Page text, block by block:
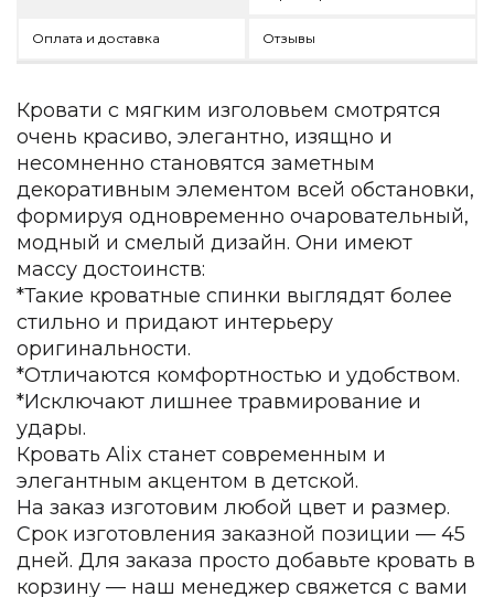
Уличная и садовая мебель
ROOM — Modern
INTERRA — Soft Modern
ARTOPIA — Mid-Century
DAYZ — Ethno
Все коллекции мебели
Подбор, производство и комплектация по вашему
Декор
По типу
Для кухни
Предметы интерьера
Зеркала
Вентиляторы
Ковры
Зеленые стены
Дизайнерские кальяны
Подбор, производство и комплектация по вашему
Оплата и доставка Отзывы
Кровати с мягким изголовьем смотрятся
очень красиво, элегантно, изящно и
несомненно становятся заметным
декоративным элементом всей обстановки,
формируя одновременно очаровательный,
модный и смелый дизайн. Они имеют
массу достоинств:
*Такие кроватные спинки выглядят более
стильно и придают интерьеру
оригинальности.
*Отличаются комфортностью и удобством.
*Исключают лишнее травмирование и
удары.
Кровать Alix станет современным и
элегантным акцентом в детской.
На заказ изготовим любой цвет и размер.
Срок изготовления заказной позиции — 45
дней. Для заказа просто добавьте кровать в
корзину — наш менеджер свяжется с вами